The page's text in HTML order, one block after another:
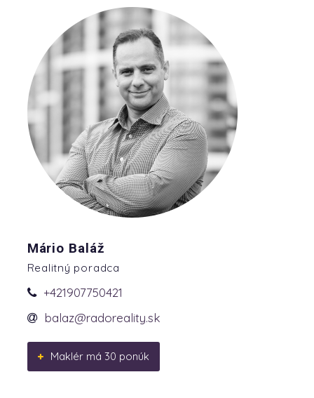
Mário Baláž
Realitný poradca
+421907750421
balaz@radoreality.sk
Maklér má 30 ponúk